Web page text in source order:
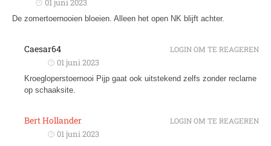
01 juni 2023
De zomertoernooien bloeien. Alleen het open NK blijft achter.
Caesar64
01 juni 2023
Kroegloperstoernooi Pijp gaat ook uitstekend zelfs zonder reclame
op schaaksite.
LOGIN OM TE REAGEREN
Bert Hollander
01 juni 2023
LOGIN OM TE REAGEREN